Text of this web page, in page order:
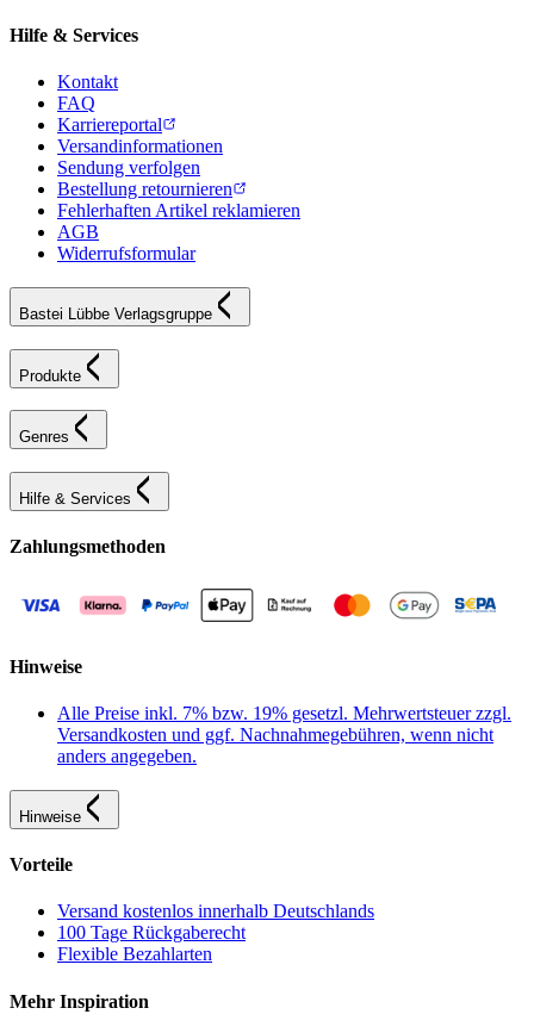
Hilfe & Services
Kontakt
FAQ
Karriereportal
Versandinformationen
Sendung verfolgen
Bestellung retournieren
Fehlerhaften Artikel reklamieren
AGB
Widerrufsformular
Bastei Lübbe Verlagsgruppe
Produkte
Genres
Hilfe & Services
Zahlungsmethoden
Hinweise
Alle Preise inkl. 7% bzw. 19% gesetzl. Mehrwertsteuer zzgl.
Versandkosten und ggf. Nachnahmegebühren, wenn nicht
anders angegeben.
Hinweise
Vorteile
Versand kostenlos innerhalb Deutschlands
100 Tage Rückgaberecht
Flexible Bezahlarten
Mehr Inspiration